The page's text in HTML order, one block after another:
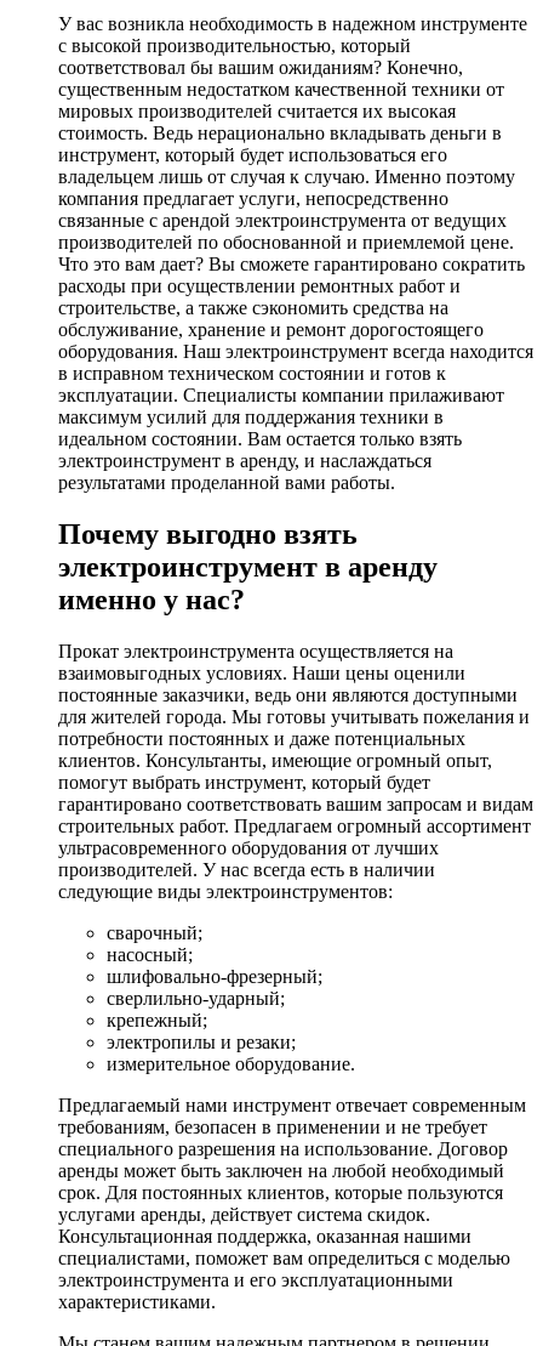
У вас возникла необходимость в надежном инструменте
с высокой производительностью, который
соответствовал бы вашим ожиданиям? Конечно,
существенным недостатком качественной техники от
мировых производителей считается их высокая
стоимость. Ведь нерационально вкладывать деньги в
инструмент, который будет использоваться его
владельцем лишь от случая к случаю. Именно поэтому
компания предлагает услуги, непосредственно
связанные с арендой электроинструмента от ведущих
производителей по обоснованной и приемлемой цене.
Что это вам дает? Вы сможете гарантировано сократить
расходы при осуществлении ремонтных работ и
строительстве, а также сэкономить средства на
обслуживание, хранение и ремонт дорогостоящего
оборудования. Наш электроинструмент всегда находится
в исправном техническом состоянии и готов к
эксплуатации. Специалисты компании прилаживают
максимум усилий для поддержания техники в
идеальном состоянии. Вам остается только взять
электроинструмент в аренду, и наслаждаться
результатами проделанной вами работы.
Почему выгодно взять
электроинструмент в аренду
именно у нас?
Прокат электроинструмента осуществляется на
взаимовыгодных условиях. Наши цены оценили
постоянные заказчики, ведь они являются доступными
для жителей города. Мы готовы учитывать пожелания и
потребности постоянных и даже потенциальных
клиентов. Консультанты, имеющие огромный опыт,
помогут выбрать инструмент, который будет
гарантировано соответствовать вашим запросам и видам
строительных работ. Предлагаем огромный ассортимент
ультрасовременного оборудования от лучших
производителей. У нас всегда есть в наличии
следующие виды электроинструментов:
сварочный;
насосный;
шлифовально-фрезерный;
сверлильно-ударный;
крепежный;
электропилы и резаки;
измерительное оборудование.
Предлагаемый нами инструмент отвечает современным
требованиям, безопасен в применении и не требует
специального разрешения на использование. Договор
аренды может быть заключен на любой необходимый
срок. Для постоянных клиентов, которые пользуются
услугами аренды, действует система скидок.
Консультационная поддержка, оказанная нашими
специалистами, поможет вам определиться с моделью
электроинструмента и его эксплуатационными
характеристиками.